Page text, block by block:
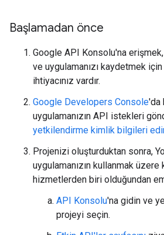
Başlamadan önce
Google API Konsolu'na
ve uygulamanızı kaydetmek için
ihtiyacınız vardır.
Google Developers Console'da
uygulamanızın API istekleri
yetkilendirme kimlik bilgileri
Projenizi oluşturduktan sonra,
uygulamanızın kullanmak
hizmetlerden biri olduğundan
API Konsolu'na gidin ve
projeyi seçin.